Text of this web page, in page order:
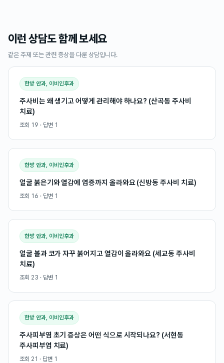
이런 상담도 함께 보세요
같은 주제 또는 관련 증상을 다룬 상담입니다.
한방 안과, 이비인후과
주사비는 왜 생기고 어떻게 관리해야 하나요? (산곡동 주사비
치료)
조회 19 · 답변 1
한방 안과, 이비인후과
얼굴 붉은기와 열감에 염증까지 올라와요 (신방동 주사비 치료)
조회 16 · 답변 1
한방 안과, 이비인후과
얼굴 볼과 코가 자꾸 붉어지고 열감이 올라와요 (세교동 주사비
치료)
조회 23 · 답변 1
한방 안과, 이비인후과
주사피부염 초기 증상은 어떤 식으로 시작되나요? (서현동
주사피부염 치료)
조회 21 · 답변 1